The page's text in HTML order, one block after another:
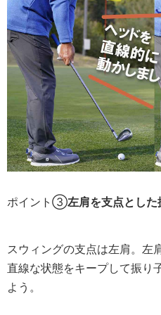
ポイント③左肩を支点とし
スウィングの支点は左肩。左
直線な状態をキープして振り
よう。